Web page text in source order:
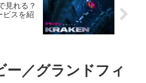
見れる？
ビスを紹
ー／グランドフィ